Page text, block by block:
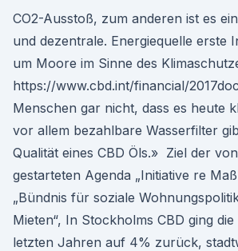
CO2-Ausstoß, zum anderen ist es
und dezentrale. Energiequelle erste
um Moore im Sinne des
https://www.cbd.int/financial/
Menschen gar nicht, dass es heute
vor allem bezahlbare Wasserfilter
Qualität eines CBD Öls.» Ziel der
gestarteten Agenda „Initiative re
„Bündnis für soziale
Mieten“, In Stockholms CBD ging
letzten Jahren auf 4% zurück,